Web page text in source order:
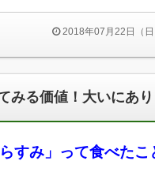
2018年07月22日（日
みる価値！大いにあ
らすみ」って食べたこ